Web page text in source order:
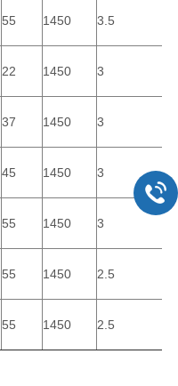
55 1450 3.5
22 1450 3
37 1450 3
45 1450 3 59
55 1450 3
55 1450 2.5
55 1450 2.5